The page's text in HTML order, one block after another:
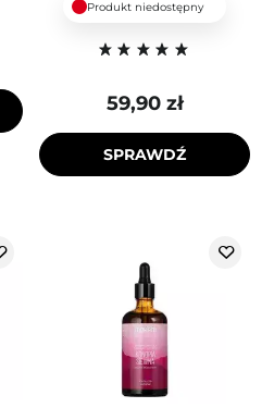
Produkt niedostępny
59,90 zł
SPRAWDŹ